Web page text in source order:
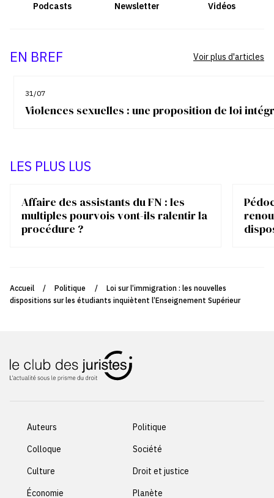
Podcasts Newsletter Vidéos
EN BREF
31/07
Violences sexuelles : une proposition de loi
Voir plus d'articles
LES PLUS LUS
Affaire des assistants du FN : les
multiples pourvois vont-ils ralentir la
procédure ?
Accueil / Politique /
Loi sur l’immigration : les nouvelles
dispositions sur les étudiants inquiètent l’Enseignement Supérieur
Auteurs
Colloque
Culture
Économie
Politique
Société
Droit et justice
Planète